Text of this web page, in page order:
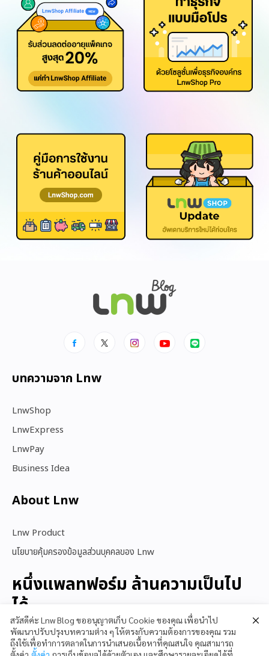
บทความจาก Lnw
LnwShop
LnwExpress
LnwPay
Business Idea
About Lnw​
Lnw Product
นโยบายคุ้มครองข้อมูลส่วนบุคคลของ Lnw
หนึ่งแพลทฟอร์ม ล้านความเป็นไป
ได้
สนใจใช้ LnwShop
สวัสดีค่ะ Lnw Blog ขออนุญาตเก็บ Cookie ของคุณ เพื่อนำไป
พัฒนาปรับปรุงบทความต่าง ๆ ให้ตรงกับความต้องการของคุณ รวม
ถึงใช้เพื่อทำการตลาดในการนำเสนอเนื้อหาที่คุณสนใจ คุณสามารถ